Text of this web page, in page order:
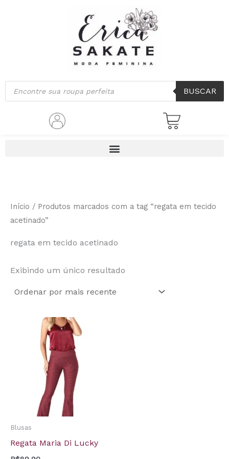
Pesquisar
produtos
BUSCAR
Início / Produtos marcados com a tag “regata em tecido
acetinado”
regata em tecido acetinado
Exibindo um único resultado
Blusas
Regata Maria Di Lucky